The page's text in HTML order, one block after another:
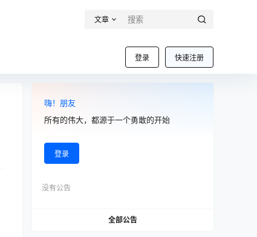
文章
登录 快速注册
嗨！朋友
所有的伟大，都源于一个勇敢的开始
登录
没有公告
全部公告